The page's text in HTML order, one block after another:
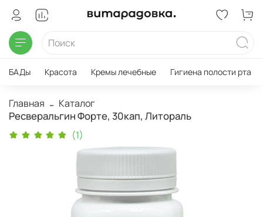
БАДы Красота Кремы лечебные Гигиена полости рта
Главная Каталог
Ресверальгин Форте, 30кап, Литораль
(1)